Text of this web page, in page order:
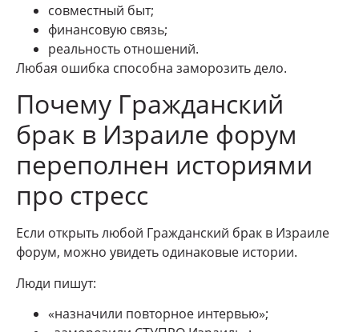
совместный быт;
финансовую связь;
реальность отношений.
Любая ошибка способна заморозить дело.
Почему Гражданский
брак в Израиле форум
переполнен историями
про стресс
Если открыть любой Гражданский брак в Израиле
форум, можно увидеть одинаковые истории.
Люди пишут:
«назначили повторное интервью»;